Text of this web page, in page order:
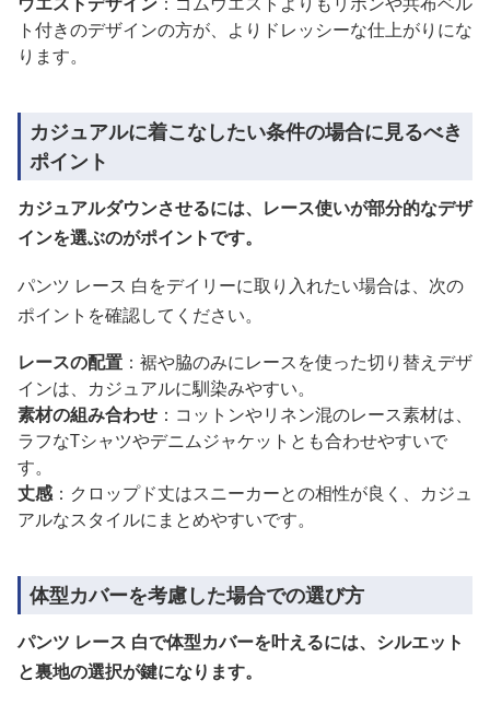
ト付きのデザインの方が、よりドレッシーな仕上がりにな
ります。
カジュアルに着こなしたい条件の場合に見るべき
ポイント
カジュアルダウンさせるには、レース使いが部分的なデザ
インを選ぶのがポイントです。
パンツ レース 白をデイリーに取り入れたい場合は、次の
ポイントを確認してください。
レースの配置 ：裾や脇のみにレースを使った切り替えデザ
インは、カジュアルに馴染みやすい。
素材の組み合わせ ：コットンやリネン混のレース素材は、
ラフなTシャツやデニムジャケットとも合わせやすいで
す。
丈感：クロップド丈はスニーカーとの相性が良く、カジュ
アルなスタイルにまとめやすいです。
体型カバーを考慮した場合での選び方
パンツ レース 白で体型カバーを叶えるには、シルエット
と裏地の選択が鍵になります。